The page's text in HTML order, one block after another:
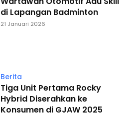
di Lapangan Badminton
21 Januari 2026
Berita
Tiga Unit Pertama Rocky
Hybrid Diserahkan ke
Konsumen di GJAW 2025